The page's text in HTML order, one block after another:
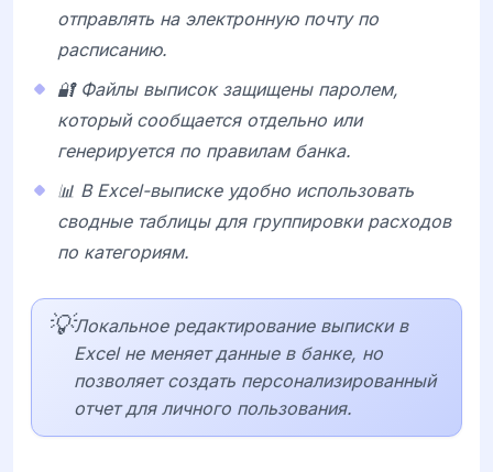
отправлять на электронную почту по
расписанию.
🔐 Файлы выписок защищены паролем,
который сообщается отдельно или
генерируется по правилам банка.
📊 В Excel-выписке удобно использовать
сводные таблицы для группировки расходов
по категориям.
💡Локальное редактирование выписки в
Excel не меняет данные в банке, но
позволяет создать персонализированный
отчет для личного пользования.